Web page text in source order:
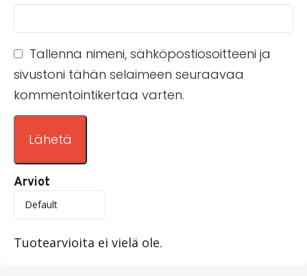
Arviot
Tuotearvioita ei vielä ole.
Tallenna nimeni, sähköpostiosoitteeni ja
sivustoni tähän selaimeen seuraavaa
kommentointikertaa varten.